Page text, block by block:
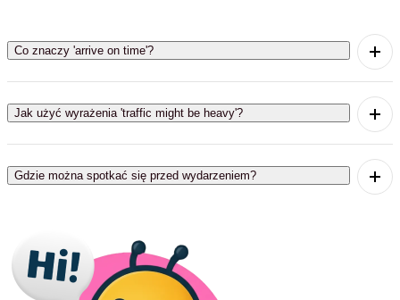
Co znaczy 'arrive on time'?
'Arrive on time' oznacza przyjechać na czas.
Jak użyć wyrażenia 'traffic might be heavy'?
'Traffic might be heavy' oznacza, że mogą być korki.
Gdzie można spotkać się przed wydarzeniem?